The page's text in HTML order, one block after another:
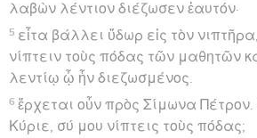
λαβὼν λέντιον διέζωσεν ἑαυτόν·
5 εἶτα βάλλει ὕδωρ εἰς τὸν
νίπτειν τοὺς πόδας τῶν μαθητῶν
λεντίῳ ᾧ ἦν διεζωσμένος.
6 ἔρχεται οὖν πρὸς Σίμωνα Πέτρον.
Κύριε, σύ μου νίπτεις τοὺς πόδας;